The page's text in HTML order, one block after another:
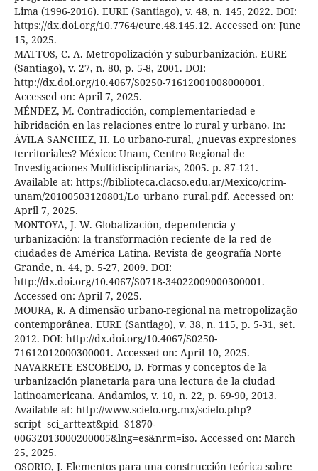
Lima (1996-2016). EURE (Santiago), v. 48, n. 145, 2022. DOI:
https://dx.doi.org/10.7764/eure.48.145.12. Accessed on: June
15, 2025.
MATTOS, C. A. Metropolización y suburbanización. EURE
(Santiago), v. 27, n. 80, p. 5-8, 2001. DOI:
http://dx.doi.org/10.4067/S0250-71612001008000001.
Accessed on: April 7, 2025.
MÉNDEZ, M. Contradicción, complementariedad e
hibridación en las relaciones entre lo rural y urbano. In:
ÁVILA SANCHEZ, H. Lo urbano-rural, ¿nuevas expresiones
territoriales? México: Unam, Centro Regional de
Investigaciones Multidisciplinarias, 2005. p. 87-121.
Available at: https://biblioteca.clacso.edu.ar/Mexico/crim-
unam/20100503120801/Lo_urbano_rural.pdf. Accessed on:
April 7, 2025.
MONTOYA, J. W. Globalización, dependencia y
urbanización: la transformación reciente de la red de
ciudades de América Latina. Revista de geografía Norte
Grande, n. 44, p. 5-27, 2009. DOI:
http://dx.doi.org/10.4067/S0718-34022009000300001.
Accessed on: April 7, 2025.
MOURA, R. A dimensão urbano-regional na metropolização
contemporânea. EURE (Santiago), v. 38, n. 115, p. 5-31, set.
2012. DOI: http://dx.doi.org/10.4067/S0250-
71612012000300001. Accessed on: April 10, 2025.
NAVARRETE ESCOBEDO, D. Formas y conceptos de la
urbanización planetaria para una lectura de la ciudad
latinoamericana. Andamios, v. 10, n. 22, p. 69-90, 2013.
Available at: http://www.scielo.org.mx/scielo.php?
script=sci_arttext&pid=S1870-
00632013000200005&lng=es&nrm=iso. Accessed on: March
25, 2025.
OSORIO, J. Elementos para una construcción teórica sobre